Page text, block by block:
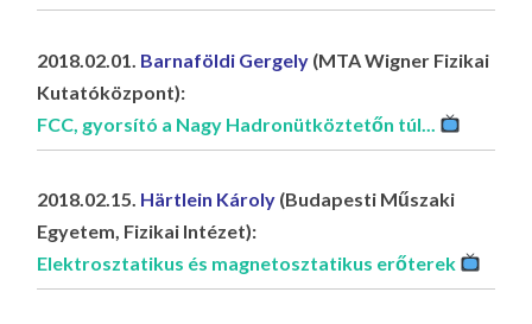
2018.02.01. Barnaföldi Gergely (MTA Wigner Fizikai
Kutatóközpont):
FCC, gyorsító a Nagy Hadronütköztetőn túl...
2018.02.15. Härtlein Károly (Budapesti Műszaki
Egyetem, Fizikai Intézet):
Elektrosztatikus és magnetosztatikus erőterek